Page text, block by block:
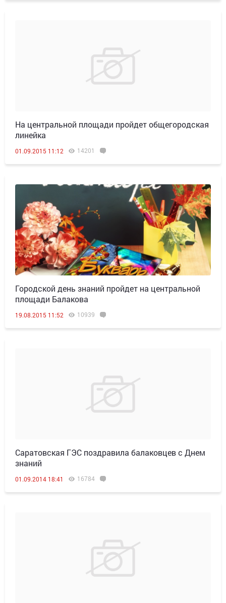
На центральной площади пройдет общегородская
линейка
01.09.2015 11:12 14201
Городской день знаний пройдет на центральной
площади Балакова
19.08.2015 11:52 10939
Саратовская ГЭС поздравила балаковцев с Днем
знаний
01.09.2014 18:41 16784